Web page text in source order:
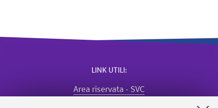
LINK UTILI
Area riservata - SVC